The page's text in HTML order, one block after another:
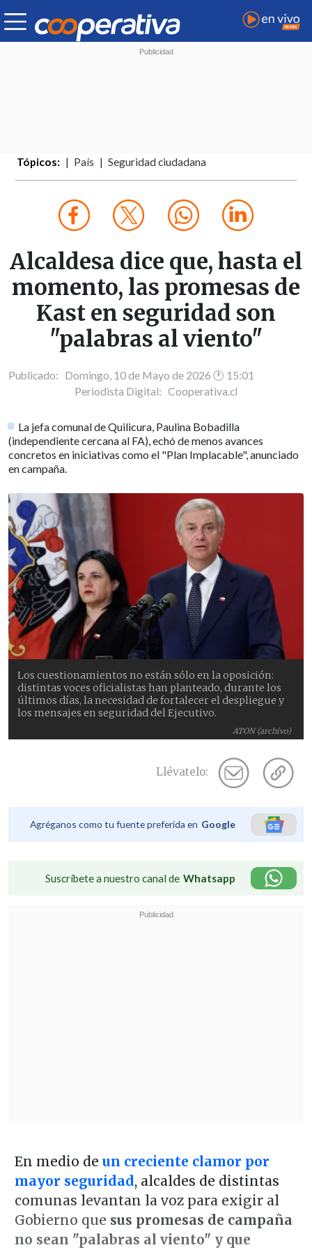
Tópicos: País Seguridad ciudadana
Alcaldesa dice que, hasta el
momento, las promesas de
Kast en seguridad son
"palabras al viento"
Publicado: Domingo, 10 de Mayo de 2026 🕐 15:01
Periodista Digital: Cooperativa.cl
La jefa comunal de Quilicura, Paulina Bobadilla
(independiente cercana al FA), echó de menos avances
concretos en iniciativas como el "Plan Implacable", anunciado
en campaña.
ATON (archivo)
Los cuestionamientos no están sólo en la oposición:
distintas voces oficialistas han planteado, durante los
últimos días, la necesidad de fortalecer el despliegue y
los mensajes en seguridad del Ejecutivo.
Llévatelo:
Agréganos como tu fuente preferida en Google
Suscríbete a nuestro canal de Whatsapp
En medio de un creciente clamor por
mayor seguridad, alcaldes de distintas
comunas levantan la voz para exigir al
Gobierno que sus promesas de campaña
no sean "palabras al viento" y que